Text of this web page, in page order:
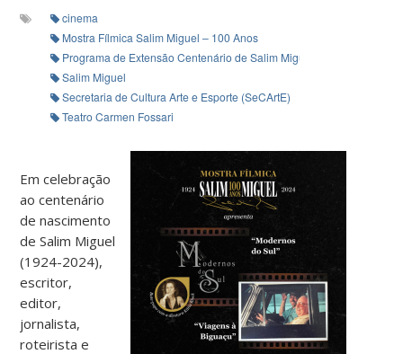
cinema
Mostra Fílmica Salim Miguel – 100 Anos
Programa de Extensão Centenário de Salim Miguel
Salim Miguel
Secretaria de Cultura Arte e Esporte (SeCArtE)
Teatro Carmen Fossari
Em celebração
ao centenário
de nascimento
de Salim Miguel
(1924-2024),
escritor,
editor,
jornalista,
roteirista e